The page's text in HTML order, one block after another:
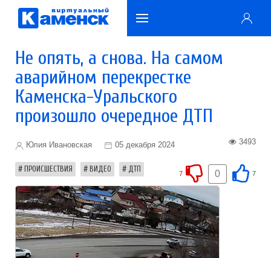
Не опять, а снова. На самом
аварийном перекрестке
Каменска-Уральского
произошло очередное ДТП
Юлия Ивановская 05 декабря 2024 3493
ПРОИСШЕСТВИЯ ВИДЕО ДТП 7
0
7